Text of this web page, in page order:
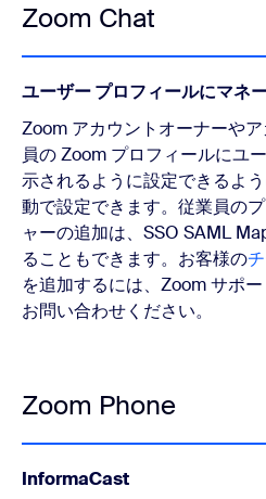
Zoom Chat
ユーザー プロフィールにマネ
Zoom アカウントオーナーや
員の Zoom プロフィールにユ
示されるように設定できるよ
動で設定できます。従業員の
ャーの追加は、SSO SAML
ることもできます。お客様の
を追加するには、Zoom サポ
お問い合わせください。
Zoom Phone
InformaCast